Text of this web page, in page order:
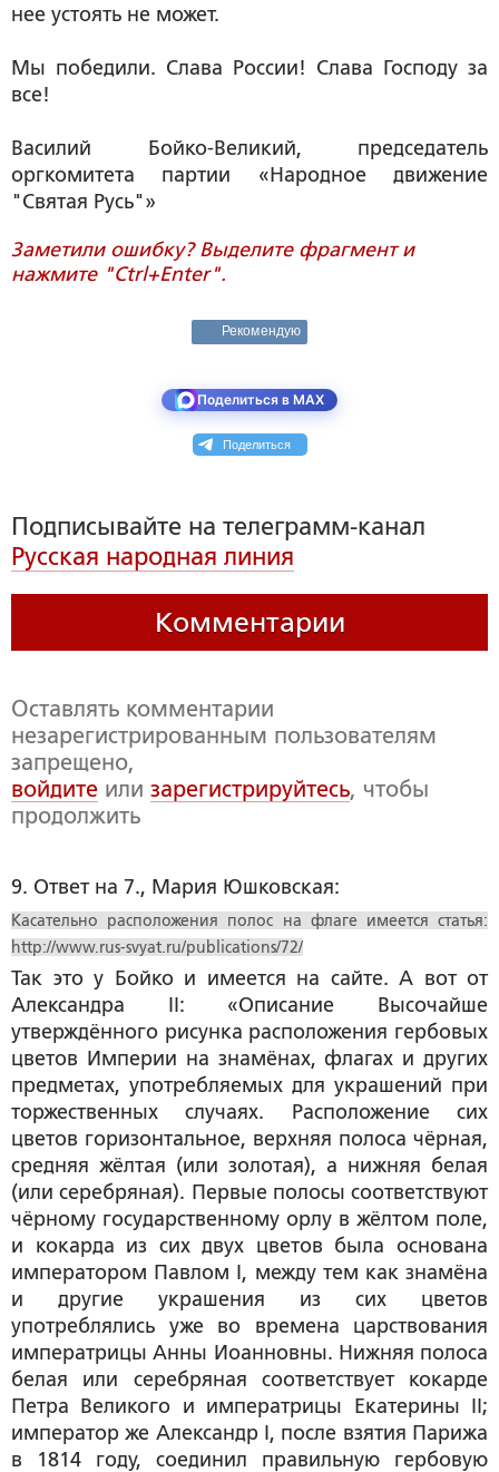
нее устоять не может.
Мы победили. Слава России! Слава Господу за
все!
Василий Бойко-Великий, председатель
оргкомитета партии «Народное движение
"Святая Русь"»
Заметили ошибку? Выделите фрагмент и
нажмите "Ctrl+Enter".
Рекомендую
Поделиться в MAX
Поделиться
Подписывайте на телеграмм-канал
Русская народная линия
Комментарии
Оставлять комментарии
незарегистрированным пользователям
запрещено,
войдите или зарегистрируйтесь, чтобы
продолжить
9. Ответ на 7., Мария Юшковская:
Касательно расположения полос на флаге имеется статья:
http://www.rus-svyat.ru/publications/72/
Так это у Бойко и имеется на сайте. А вот от
Александра II: «Описание Высочайше
утверждённого рисунка расположения гербовых
цветов Империи на знамёнах, флагах и других
предметах, употребляемых для украшений при
торжественных случаях. Расположение сих
цветов горизонтальное, верхняя полоса чёрная,
средняя жёлтая (или золотая), а нижняя белая
(или серебряная). Первые полосы соответствуют
чёрному государственному орлу в жёлтом поле,
и кокарда из сих двух цветов была основана
императором Павлом I, между тем как знамёна
и другие украшения из сих цветов
употреблялись уже во времена царствования
императрицы Анны Иоанновны. Нижняя полоса
белая или серебряная соответствует кокарде
Петра Великого и императрицы Екатерины II;
император же Александр I, после взятия Парижа
в 1814 году, соединил правильную гербовую